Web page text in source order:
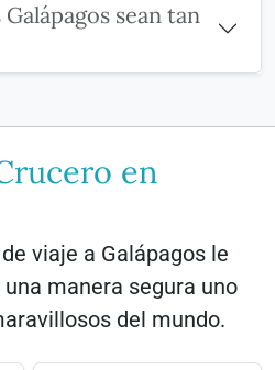
sean tan
en
viaje a Galápagos le
manera segura uno
del mundo.